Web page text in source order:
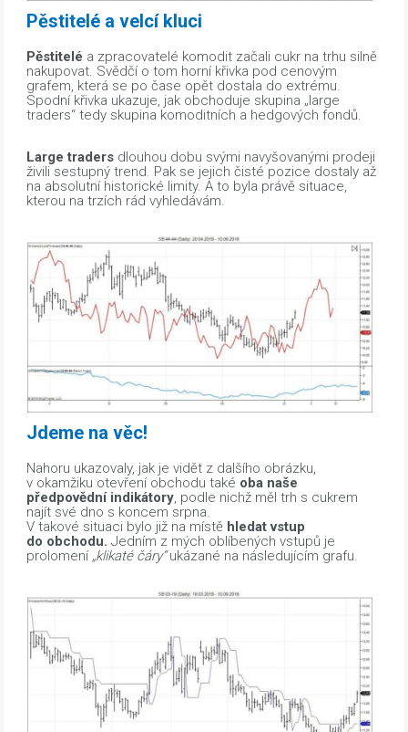
Pěstitelé a velcí kluci
Pěstitelé a zpracovatelé komodit začali cukr na trhu silně
nakupovat. Svědčí o tom horní křivka pod cenovým
grafem, která se po čase opět dostala do extrému.
Spodní křivka ukazuje, jak obchoduje skupina „large
traders“ tedy skupina komoditních a hedgových fondů.
Large traders dlouhou dobu svými navyšovanými prodeji
živili sestupný trend. Pak se jejich čisté pozice dostaly až
na absolutní historické limity. A to byla právě situace,
kterou na trzích rád vyhledávám.
Jdeme na věc!
Nahoru ukazovaly, jak je vidět z dalšího obrázku,
v okamžiku otevření obchodu také oba naše
předpovědní indikátory , podle nichž měl trh s cukrem
najít své dno s koncem srpna.
V takové situaci bylo již na místě hledat vstup
do obchodu. Jedním z mých oblíbených vstupů je
prolomení „klikaté čáry“ukázané na následujícím grafu.